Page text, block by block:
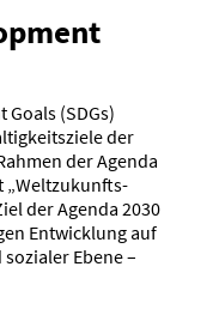
(SDGs)
der
der Agenda
„Weltzu­kunfts­
der Agenda 2030
Entwicklung auf
Ebene –